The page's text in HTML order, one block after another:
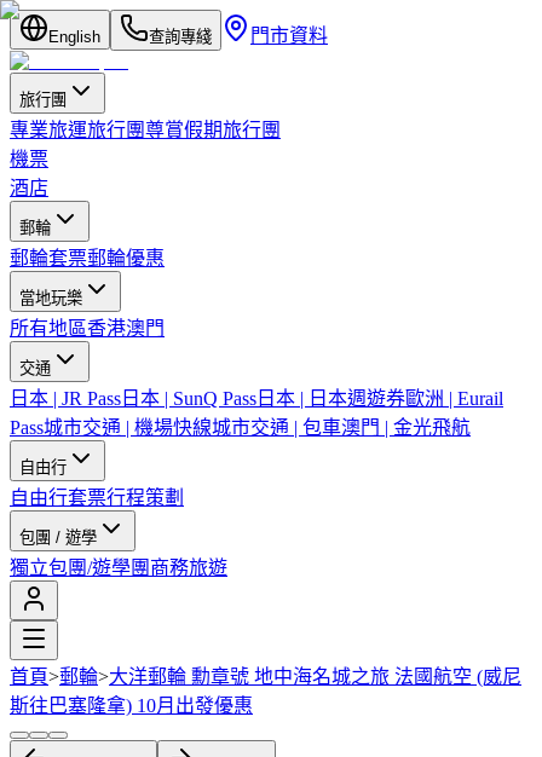
English 查詢專綫 門市資料
旅行團
專業旅運旅行團尊賞假期旅行團
機票
酒店
郵輪
郵輪套票郵輪優惠
當地玩樂
所有地區香港澳門
交通
日本 | JR Pass 日本 | SunQ Pass 日本 | 日本週遊券歐洲 | Eurail
Pass城市交通 | 機場快線城市交通 | 包車澳門 | 金光飛航
自由行
自由行套票行程策劃
包團 / 遊學
獨立包團/遊學團 商務旅遊
首頁>郵輪>大洋郵輪 勳章號 地中海名城之旅 法國航空 (威尼
斯往巴塞隆拿) 10月出發優惠